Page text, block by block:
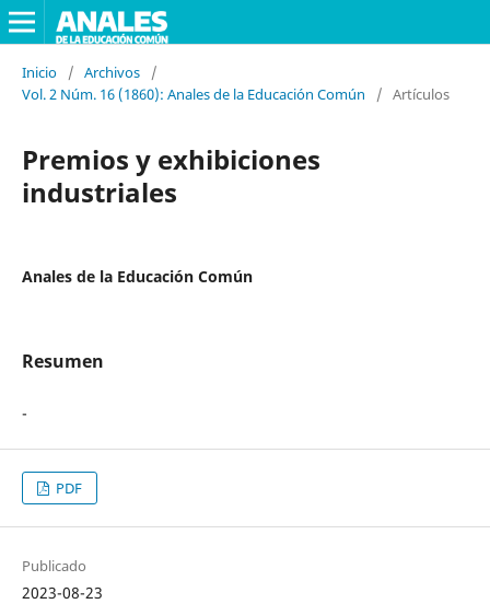
Inicio / Archivos
/
Vol. 2 Núm. 16 (1860): Anales de la Educación Común
/ Artículos
Premios y exhibiciones
industriales
Anales de la Educación Común
Resumen
-
PDF
Publicado
2023-08-23